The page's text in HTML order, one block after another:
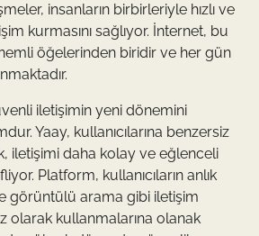
insanların birbirleriyle hızlı ve
kurmasını sağlıyor. İnternet, bu
öğelerinden biridir ve her gün
iletişimin yeni dönemini
Yaay, kullanıcılarına benzersiz
iletişimi daha kolay ve eğlenceli
Platform, kullanıcıların anlık
görüntülü arama gibi iletişim
olarak kullanmalarına olanak